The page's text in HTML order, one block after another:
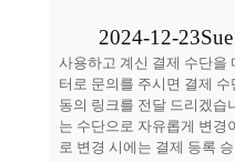
2024-12-23Sue
사용하고 계신 결제 수단을
터로 문의를 주시면 결제
동의 링크를 전달 드리겠습
는 수단으로 자유롭게 변경
로 변경 시에는 결제 등록